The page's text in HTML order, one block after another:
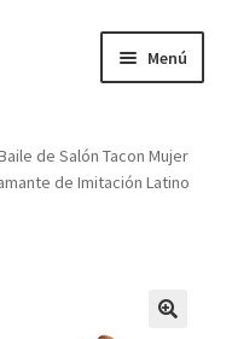
Menú
de Salón Tacon Mujer
de Imitación Latino